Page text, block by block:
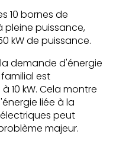
10 bornes de
pleine puissance,
kW de puissance.
demande d'énergie
est
10 kW. Cela montre
liée à la
peut
majeur.